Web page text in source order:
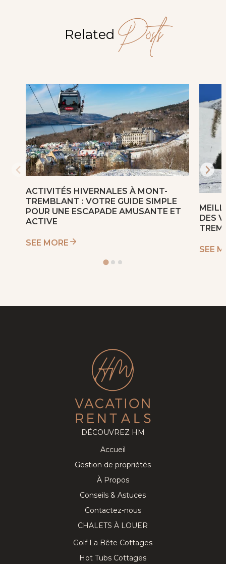
Related Posts
ACTIVITÉS HIVERNALES À MONT-
TREMBLANT : VOTRE GUIDE SIMPLE
POUR UNE ESCAPADE AMUSANTE ET
ACTIVE
SEE MORE
DES
SEE
DÉCOUVREZ HM
Accueil
Gestion de propriétés
À Propos
Conseils & Astuces
Contactez-nous
CHALETS À LOUER
Golf La Bête Cottages
Hot Tubs Cottages